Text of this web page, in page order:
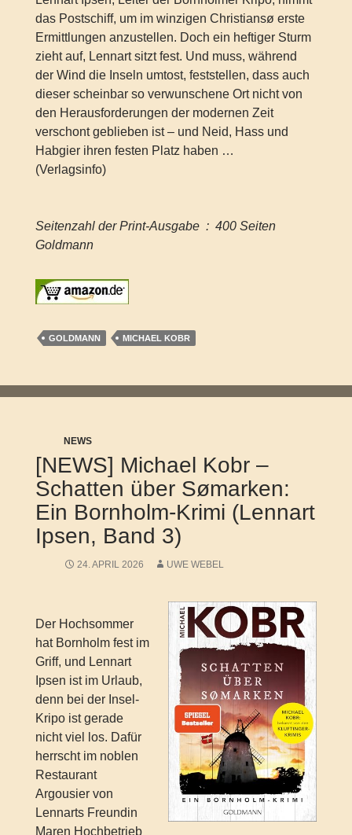
das Postschiff, um im winzigen Christiansø erste
Ermittlungen anzustellen. Doch ein heftiger Sturm
zieht auf, Lennart sitzt fest. Und muss, während
der Wind die Inseln umtost, feststellen, dass auch
dieser scheinbar so verwunschene Ort nicht von
den Herausforderungen der modernen Zeit
verschont geblieben ist – und Neid, Hass und
Habgier ihren festen Platz haben …
(Verlagsinfo)
Seitenzahl der Print-Ausgabe ‏ : ‎ 400 Seiten
Goldmann
GOLDMANN MICHAEL KOBR
NEWS
[NEWS] Michael Kobr –
Schatten über Sømarken:
Ein Bornholm-Krimi (Lennart
Ipsen, Band 3)
24. APRIL 2026 UWE WEBEL
Der Hochsommer
hat Bornholm fest im
Griff, und Lennart
Ipsen ist im Urlaub,
denn bei der Insel-
Kripo ist gerade
nicht viel los. Dafür
herrscht im noblen
Restaurant
Argousier von
Lennarts Freundin
Maren Hochbetrieb